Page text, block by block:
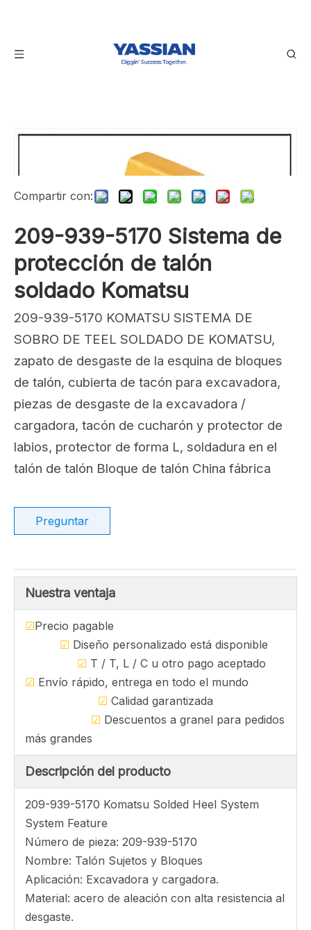
209-939-5170 Sistema de
protección de talón
209-939-5170 KOMATSU SISTEMA DE
SOBRO DE TEEL SOLDADO DE KOMATSU,
de talón, cubierta de tacón para excavadora,
piezas de desgaste de la excavadora /
cargadora, tacón de cucharón y protector de
labios, protector de forma L, soldadura en el
talón de talón Bloque de talón China fábrica
Nuestra ventaja
☑Precio pagable
☑Diseño personalizado está disponible
☑T / T, L / C u otro pago aceptado
☑Envío rápido, entrega en todo el mundo
☑Calidad garantizada